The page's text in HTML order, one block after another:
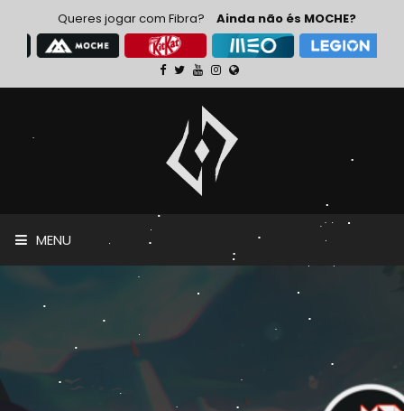
Queres jogar com Fibra? Ainda não és MOCHE?
MENU